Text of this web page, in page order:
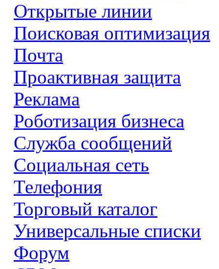
Открытые линии
Поисковая оптимизация
Почта
Проактивная защита
Реклама
Роботизация бизнеса
Служба сообщений
Социальная сеть
Телефония
Торговый каталог
Универсальные списки
Форум